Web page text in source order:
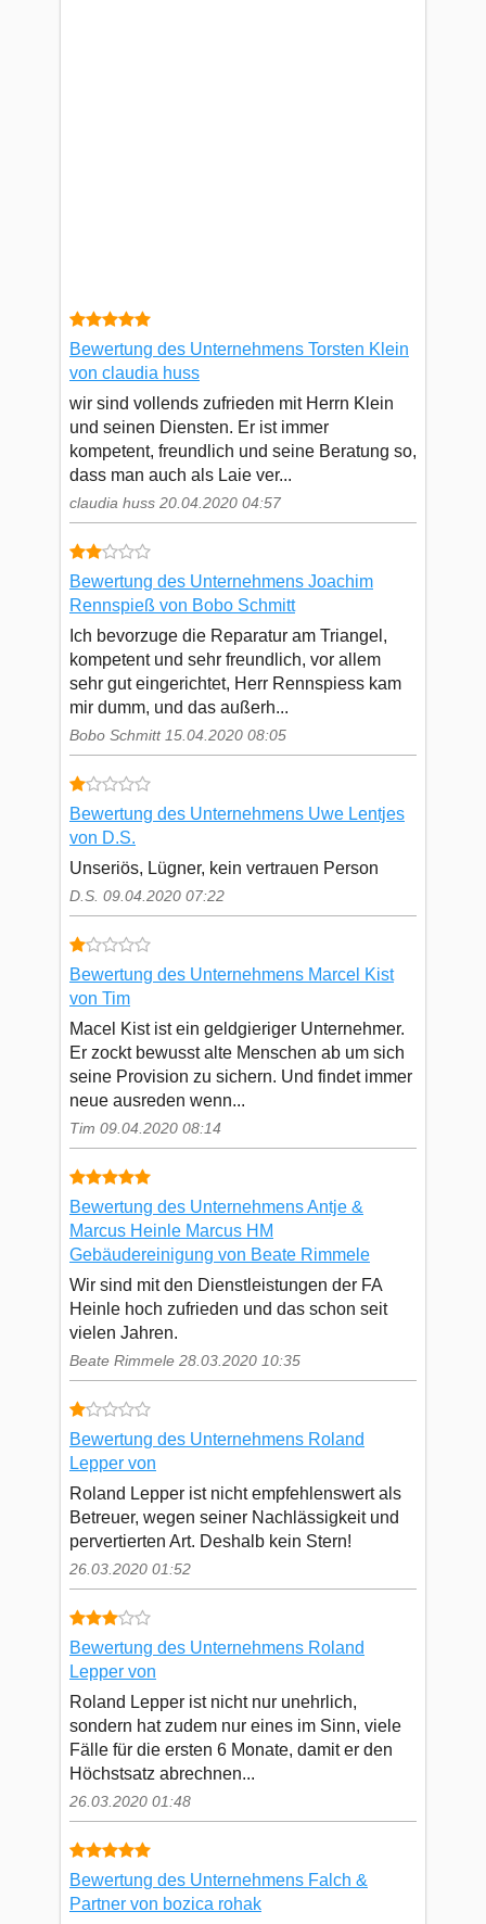
Bewertung des Unternehmens Torsten Klein
von claudia huss
wir sind vollends zufrieden mit Herrn Klein
und seinen Diensten. Er ist immer
kompetent, freundlich und seine Beratung so,
dass man auch als Laie ver...
claudia huss 20.04.2020 04:57
Bewertung des Unternehmens Joachim
Rennspieß von Bobo Schmitt
Ich bevorzuge die Reparatur am Triangel,
kompetent und sehr freundlich, vor allem
sehr gut eingerichtet, Herr Rennspiess kam
mir dumm, und das außerh...
Bobo Schmitt 15.04.2020 08:05
Bewertung des Unternehmens Uwe Lentjes
von D.S.
Unseriös, Lügner, kein vertrauen Person
D.S. 09.04.2020 07:22
Bewertung des Unternehmens Marcel Kist
von Tim
Macel Kist ist ein geldgieriger Unternehmer.
Er zockt bewusst alte Menschen ab um sich
seine Provision zu sichern. Und findet immer
neue ausreden wenn...
Tim 09.04.2020 08:14
Bewertung des Unternehmens Antje &
Marcus Heinle Marcus HM
Gebäudereinigung von Beate Rimmele
Wir sind mit den Dienstleistungen der FA
Heinle hoch zufrieden und das schon seit
vielen Jahren.
Beate Rimmele 28.03.2020 10:35
Bewertung des Unternehmens Roland
Lepper von
Roland Lepper ist nicht empfehlenswert als
Betreuer, wegen seiner Nachlässigkeit und
pervertierten Art. Deshalb kein Stern!
26.03.2020 01:52
Bewertung des Unternehmens Roland
Lepper von
Roland Lepper ist nicht nur unehrlich,
sondern hat zudem nur eines im Sinn, viele
Fälle für die ersten 6 Monate, damit er den
Höchstsatz abrechnen...
26.03.2020 01:48
Bewertung des Unternehmens Falch &
Partner von bozica rohak